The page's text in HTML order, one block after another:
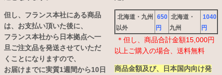
但し、フランス本社にある商品
は、お支払い頂いた後に、
フランス本社から日本拠点へ一
旦ご注文品を発送させていただ
くことになりますので、
お届けまでに実質1週間から10日
北海道・九州
以外
650
円
北海道・
九州
1040
円
＊但し、商品合計金額15,000円
以上ご購入の場合、送料無料
商品金額及び、日本国内向け発